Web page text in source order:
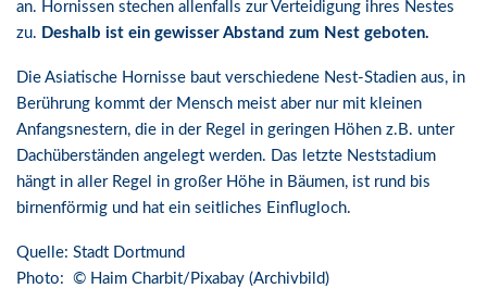
an. Hornissen stechen allenfalls zur Verteidigung ihres Nestes
zu. Deshalb ist ein gewisser Abstand zum Nest geboten.
Die Asiatische Hornisse baut verschiedene Nest-Stadien aus, in
Berührung kommt der Mensch meist aber nur mit kleinen
Anfangsnestern, die in der Regel in geringen Höhen z.B. unter
Dachüberständen angelegt werden. Das letzte Neststadium
hängt in aller Regel in großer Höhe in Bäumen, ist rund bis
birnenförmig und hat ein seitliches Einflugloch.
Quelle: Stadt Dortmund
Photo: © Haim Charbit/Pixabay (Archivbild)